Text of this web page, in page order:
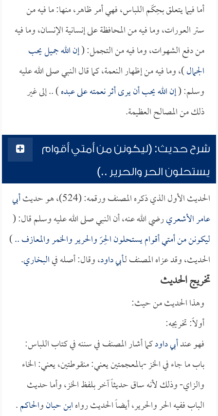
أما فيما يتعلق بحِكَم اللباس، فهي أمر ظاهر، منها: ما فيه من
ستر العورات، وما فيه من المحافظة على إنسانية الإنسان، وما فيه
من دفع الشهوات، وما فيه من التجمل: (إن الله جميل يحب
الجمال)، وما فيه من إظهار النعمة، كما قال النبي صلى الله عليه
وسلم: (إن الله يحب أن يرى أثر نعمته على عبده) .. إلى غير
ذلك من المصالح العظيمة.
شرح حديث: (ليكونن من أمتي أقوام
يستحلون الحر والحرير ..)
الحديث الأول الذي ذكره المصنف ورقمه: (524)، هو حديث
أبي
عامر الأشعريرضي الله عنه، أن النبي صلى الله عليه وسلم قال: (
ليكونن من أمتي أقوام يستحلون الحِرَ والحرير والخمر والمعازف ..)
الحديث، وقد عزاه المصنف لـأبي داود، وقال: أصله فيالبخاري. ‏
تخريج الحديث
وهذا الحديث من حيث:
أولاً: تخريجه:
فهو عندأبي داودكما أشار المصنف في سننه في كتاب اللباس:
باب ما جاء في الخز -بالمعجمتين يعني: منقوطتين، يعني: الخاء
والزاي- وذلك لأنه ساق حديثاً آخر بلفظ الخز، وأما حديث
الباب ففيه الحر والحرير، أيضاً الحديث رواهابن حبانوالحاكم.